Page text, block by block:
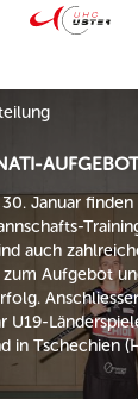
Januar finden
auch
Aufgebot
U19-
in Tschechien